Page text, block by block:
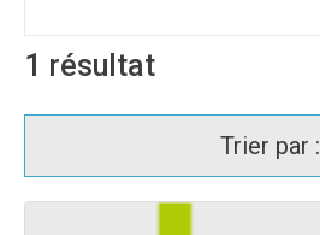
1 résultat
Trier par :